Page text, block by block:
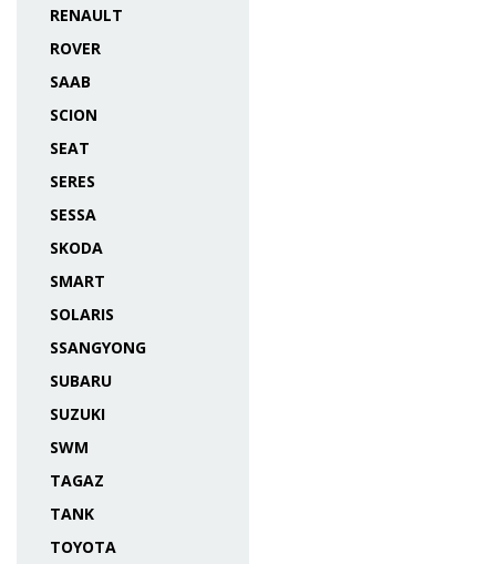
RENAULT
ROVER
SAAB
SCION
SEAT
SERES
SESSA
SKODA
SMART
SOLARIS
SSANGYONG
SUBARU
SUZUKI
SWM
TAGAZ
TANK
TOYOTA